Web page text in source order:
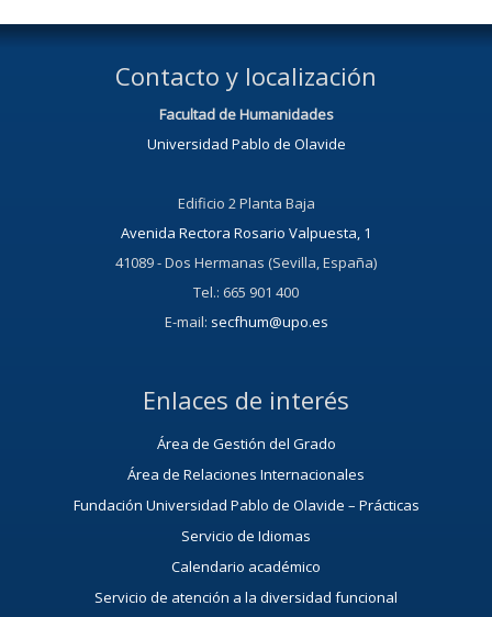
Contacto y localización
Facultad de Humanidades
Universidad Pablo de Olavide
Edificio 2 Planta Baja
Avenida Rectora Rosario Valpuesta, 1
41089 - Dos Hermanas (Sevilla, España)
Tel.: 665 901 400
E-mail: secfhum@upo.es
Enlaces de interés
Área de Gestión del Grado
Área de Relaciones Internacionales
Fundación Universidad Pablo de Olavide – Prácticas
Servicio de Idiomas
Calendario académico
Servicio de atención a la diversidad funcional